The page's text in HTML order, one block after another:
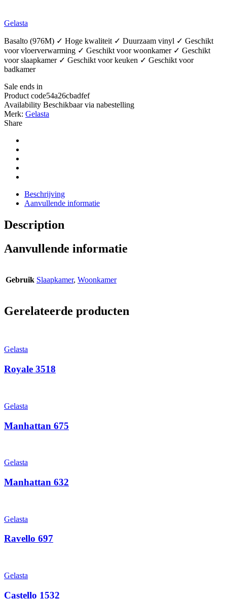
Gelasta
Basalto (976M) ✓ Hoge kwaliteit ✓ Duurzaam vinyl ✓ Geschikt
voor vloerverwarming ✓ Geschikt voor woonkamer ✓ Geschikt
voor slaapkamer ✓ Geschikt voor keuken ✓ Geschikt voor
badkamer
Sale ends in
Product code54a26cbadfef
Availability Beschikbaar via nabestelling
Merk: Gelasta
Share
Beschrijving
Aanvullende informatie
Description
Aanvullende informatie
Gebruik Slaapkamer, Woonkamer
Gerelateerde producten
Gelasta
Royale 3518
Gelasta
Manhattan 675
Gelasta
Manhattan 632
Gelasta
Ravello 697
Gelasta
Castello 1532